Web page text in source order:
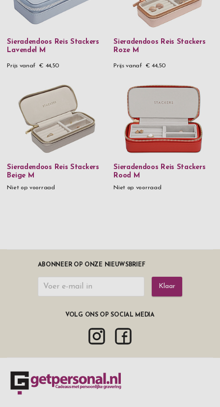
Sieradendoos Reis Stackers
Lavendel M
Prijs vanaf € 44,50
Sieradendoos Reis Stackers
Roze M
Prijs vanaf € 44,50
Sieradendoos Reis Stackers
Beige M
Niet op voorraad
Sieradendoos Reis Stackers
Rood M
Niet op voorraad
ABONNEER OP ONZE NIEUWSBRIEF
Klaar
VOLG ONS OP SOCIAL MEDIA